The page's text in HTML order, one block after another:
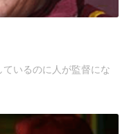
いるのに人が監督にな